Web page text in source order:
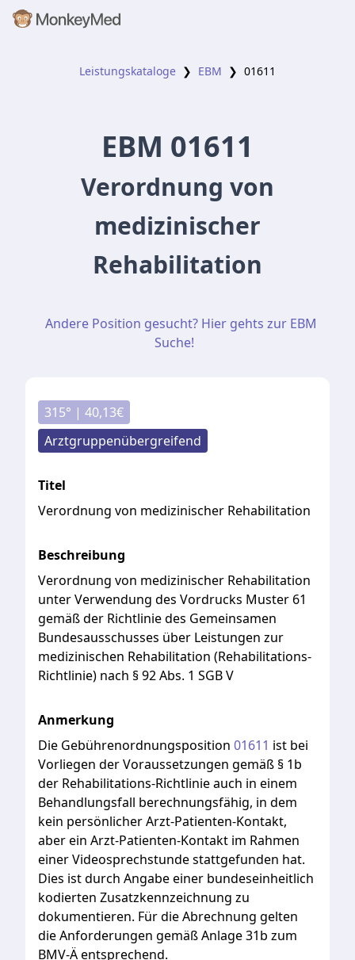
Leistungskataloge ❯ EBM ❯ 01611
EBM 01611
Verordnung von
medizinischer
Rehabilitation
Andere Position gesucht? Hier gehts zur EBM
Suche!
315° | 40,13€
Arztgruppenübergreifend
Titel
Verordnung von medizinischer Rehabilitation
Beschreibung
Verordnung von medizinischer Rehabilitation
unterVerwendung des Vordrucks Muster 61
gemäßder Richtliniedes Gemeinsamen
Bundesausschusses über Leistungen zur
medizinischen Rehabilitation (Rehabilitations-
Richtlinie) nach § 92Abs. 1 SGBV
Anmerkung
Die Gebührenordnungsposition 01611 ist bei
Vorliegen derVoraussetzungen gemäß § 1b
der Rehabilitations-Richtlinieauch in einem
Behandlungsfall berechnungsfähig, in dem
kein persönlicherArzt-Patienten-Kontakt,
aberein Arzt-Patienten-Kontakt im Rahmen
einerVideosprechstundestattgefunden hat.
Dies istdurch Angabeeiner bundeseinheitlich
kodierten Zusatzkennzeichnung zu
dokumentieren. FürdieAbrechnung gelten
dieAnforderungen gemäßAnlage31b zum
BMV-Äentsprechend.